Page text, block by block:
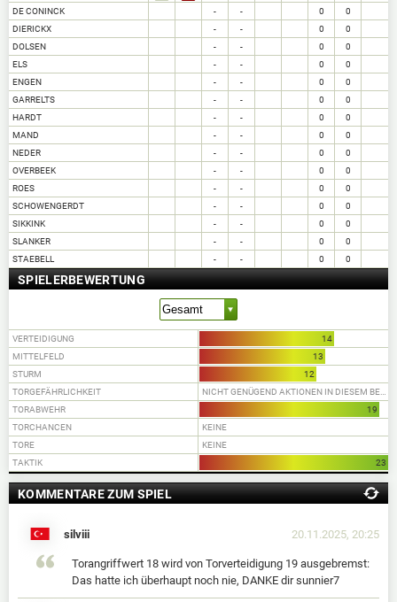
DE CONINCK
- - 0
0
DIERICKX
- - 0
0
DOLSEN
- - 0
0
ELS
- - 0
0
ENGEN
- - 0
0
GARRELTS
- - 0
0
HARDT
- - 0
0
MAND
- - 0
0
NEDER
- - 0
0
OVERBEEK
- - 0
0
ROES
- - 0
0
SCHOWENGERDT
- - 0
0
SIKKINK
- - 0
0
SLANKER
- - 0
0
STAEBELL
- - 0 0
SPIELERBEWERTUNG
VERTEIDIGUNG
14
MITTELFELD
13
STURM
12
TORGEFÄHRLICHKEIT
TORABWEHR
19
TORCHANCEN
KEINE
TORE
KEINE
TAKTIK
23
KOMMENTARE ZUM SPIEL
silviii 20.11.2025, 20:25
Torangriffwert 18 wird von Torverteidigung 19 ausgebremst:
Das hatte ich überhaupt noch nie, DANKE dir sunnier7